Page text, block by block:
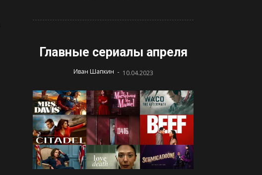
Главные сериалы апреля
Иван Шапкин - 10.04.2023